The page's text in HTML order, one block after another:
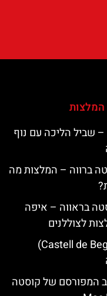
המלצות
‪‪Cami Ronda‬‬ – שביל הליכה עם נוף
ברווה – המלצות מה
בראווה – איפה
לצוללנים
טירת בגור (Castell de Begur)
המפורסם של קוסטה